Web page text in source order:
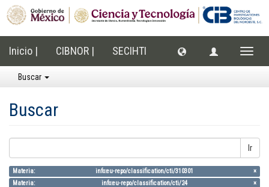
Inicio | CIBNOR | SECIHTI
Buscar
Buscar
Ir
Materia: info:eu-repo/classification/cti/310301 ×
Materia: info:eu-repo/classification/cti/24 ×